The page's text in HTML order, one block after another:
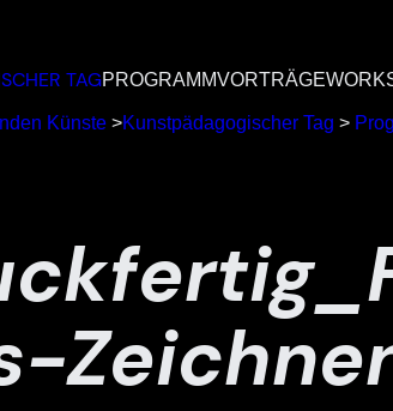
TAGPROGRAMMVORTRÄGE
Künste >Kunstpädagogischer Tag >